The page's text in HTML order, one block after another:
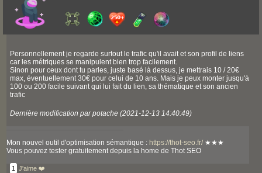
Personnellement je regarde surtout le trafic qu'il avait et son profil de liens
car les métriques se manipulent bien trop facilement.
Sinon pour ceux dont tu parles, juste basé là dessus, je mettrais 10 / 20€
max, éventuellement 30€ pour celui de 10 ans. Mais je peux monter jusqu'à
100 ou 200 facile suivant qui lui fait du lien, sa thématique et son ancien
trafic
Dernière modification par potache (2021-12-13 14:40:49)
Mon nouvel outil d'optimisation sémantique : https://thot-seo.fr/ ★★★
Vous pouvez tester gratuitement depuis la home de Thot SEO
1 J'aime ❤️